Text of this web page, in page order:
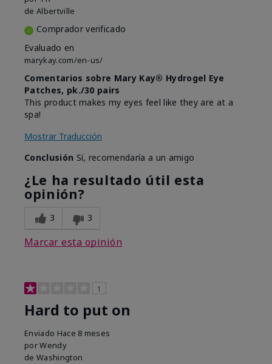
de Albertville
Comprador verificado
Evaluado en
marykay.com/en-us/
Comentarios sobre Mary Kay® Hydrogel Eye
Patches, pk./30 pairs
This product makes my eyes feel like they are at a
spa!
Mostrar Traducción
Conclusión Sí, recomendaría a un amigo
¿Le ha resultado útil esta
opinión?
3 3
Marcar esta opinión
1
Hard to put on
Enviado Hace 8 meses
porWendy
de Washington